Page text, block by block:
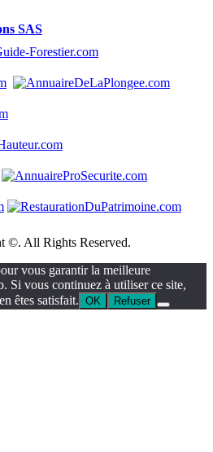
SAS
©. All Rights Reserved.
vous garantir la meilleure
Si vous continuez à utiliser ce site,
êtes satisfait. OK Refuser